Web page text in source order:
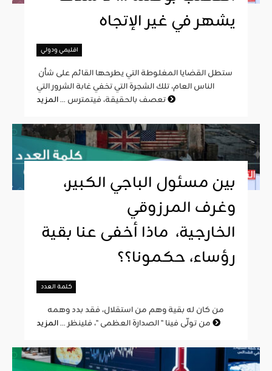
يشهر في غير الإتجاه
اقليمي ودولي
الناس العام، تلك الشجرة التي تخفي غابة الشرور التي
تعصف بالحقيقة، فيتمترس ...
بين مسئول الباجي الكبير،
وغرف المرزوقي
الخارجية، ماذا أخفى عنا بقية
رؤساء، حكمونا؟؟
كلمة العدد
من تولّى فينا " الصدارة العظمى "، فلينظر ...